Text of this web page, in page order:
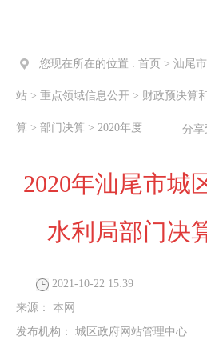
您现在所在的位置 : 首页 > 汕尾
站 > 重点领域信息公开 > 财政预决算
算 > 部门决算 > 2020年度 分享
2020年汕尾市城
水利局部门决
2021-10-22 15:39
来源： 本网
发布机构： 城区政府网站管理中心